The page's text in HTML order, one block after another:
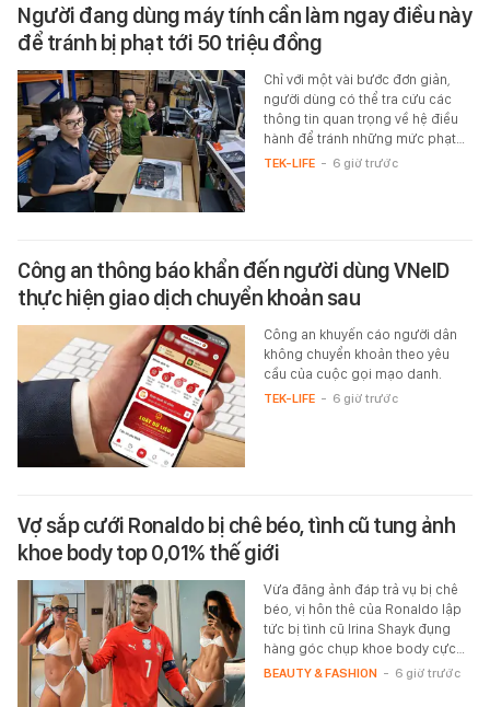
Người đang dùng máy tính cần làm ngay điều này
để tránh bị phạt tới 50 triệu đồng
Chỉ với một vài bước đơn giản,
người dùng có thể tra cứu các
thông tin quan trọng về hệ điều
hành để tránh những mức phạt…
TEK-LIFE - 6 giờ trước
Công an thông báo khẩn đến người dùng VNeID
thực hiện giao dịch chuyển khoản sau
Công an khuyến cáo người dân
không chuyển khoản theo yêu
cầu của cuộc gọi mạo danh.
TEK-LIFE - 6 giờ trước
Vợ sắp cưới Ronaldo bị chê béo, tình cũ tung ảnh
khoe body top 0,01% thế giới
Vừa đăng ảnh đáp trả vụ bị chê
béo, vị hôn thê của Ronaldo lập
tức bị tình cũ Irina Shayk đụng
hàng góc chụp khoe body cực…
BEAUTY & FASHION - 6 giờ trước